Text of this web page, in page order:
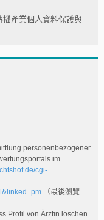
播產業個人資料保護與
personenbezogener
im
cgi-
（最後瀏覽
Profil von Ärztin löschen